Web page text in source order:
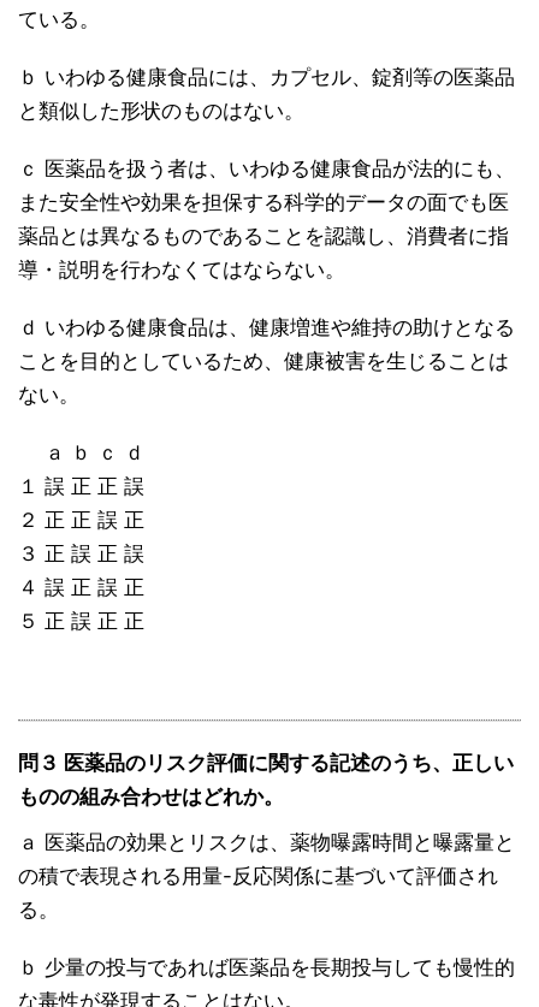
ている。
ｂ いわゆる健康食品には、カプセル、錠剤等の医薬品
と類似した形状のものはない。
ｃ 医薬品を扱う者は、いわゆる健康食品が法的にも、
また安全性や効果を担保する科学的データの面でも医
薬品とは異なるものであることを認識し、消費者に指
導・説明を行わなくてはならない。
ｄ いわゆる健康食品は、健康増進や維持の助けとなる
ことを目的としているため、健康被害を生じることは
ない。
ａ ｂ ｃ ｄ
１ 誤 正 正 誤
２ 正 正 誤 正
３ 正 誤 正 誤
４ 誤 正 誤 正
５ 正 誤 正 正
問３ 医薬品のリスク評価に関する記述のうち、正しい
ものの組み合わせはどれか。
ａ 医薬品の効果とリスクは、薬物曝露時間と曝露量と
の積で表現される用量-反応関係に基づいて評価され
る。
ｂ 少量の投与であれば医薬品を長期投与しても慢性的
な毒性が発現することはない。